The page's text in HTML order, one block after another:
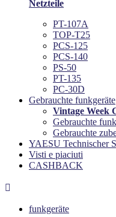
Netzteile
PT-107A
TOP-T25
PCS-125
PCS-140
PS-50
PT-135
PC-30D
Gebrauchte funkgeräte
Vintage Week
Gebrauchte
Gebrauchte
YAESU Technischer
Visti e piaciuti
CASHBACK

funkgeräte